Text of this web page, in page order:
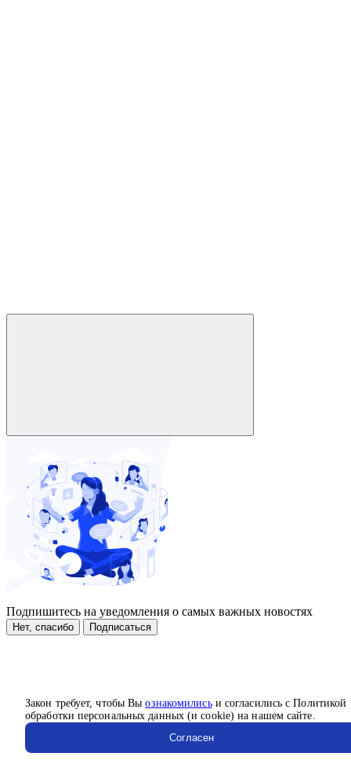
Закон требует, чтобы Выознакомилисьи согласились с Политикой
обработки персональных данных (и cookie) на нашем сайте.
Согласен
Подпишитесь на уведомления о самых важных новостях
Нет, спасибо Подписаться